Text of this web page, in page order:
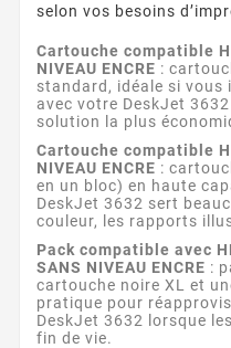
selon vos besoins
Cartouche compatible
NIVEAU ENCRE :
standard, idéale si
avec votre DeskJet
solution la plus
Cartouche compatible
NIVEAU ENCRE :
en un bloc) en haute
DeskJet 3632 sert
couleur, les rapports
Pack compatible avec
SANS NIVEAU ENCRE :
cartouche noire XL et
pratique pour
DeskJet 3632 lorsque
fin de vie.